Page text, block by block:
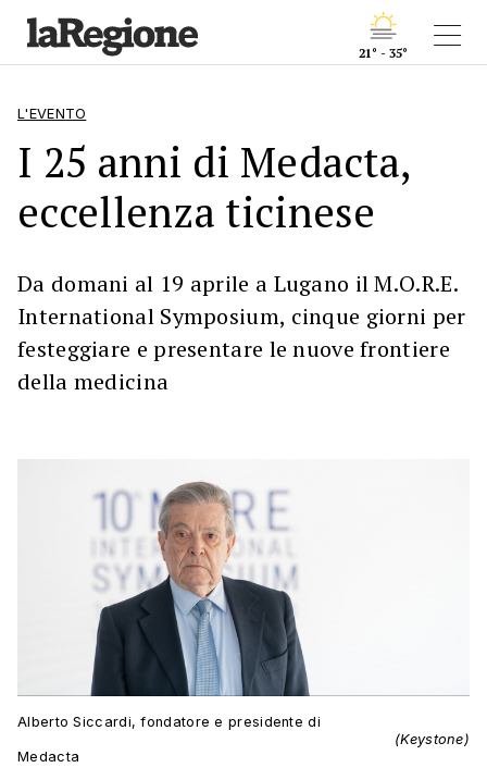
21° - 35°
L'EVENTO
I 25 anni di Medacta,
eccellenza ticinese
Da domani al 19 aprile a Lugano il M.O.R.E.
International Symposium, cinque giorni per
festeggiare e presentare le nuove frontiere
della medicina
Alberto Siccardi, fondatore e presidente di
Medacta
(Keystone)